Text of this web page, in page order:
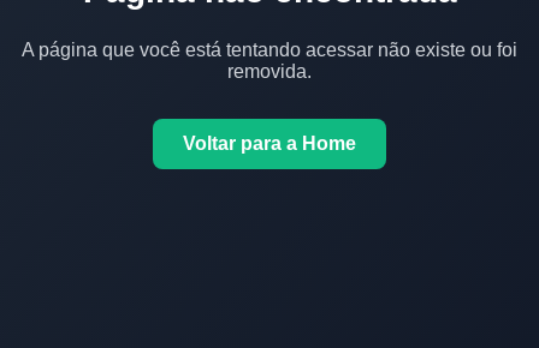
A página que você está tentando acessar não existe ou foi
removida.
Voltar para a Home